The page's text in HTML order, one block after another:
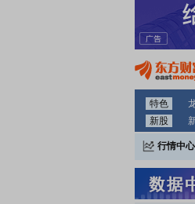
特色
新股
行情中心